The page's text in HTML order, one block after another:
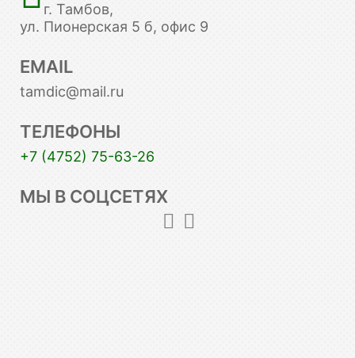
г. Тамбов,
ул. Пионерская 5 б, офис 9
EMAIL
tamdic@mail.ru
ТЕЛЕФОНЫ
+7 (4752) 75-63-26
МЫ В СОЦСЕТЯХ